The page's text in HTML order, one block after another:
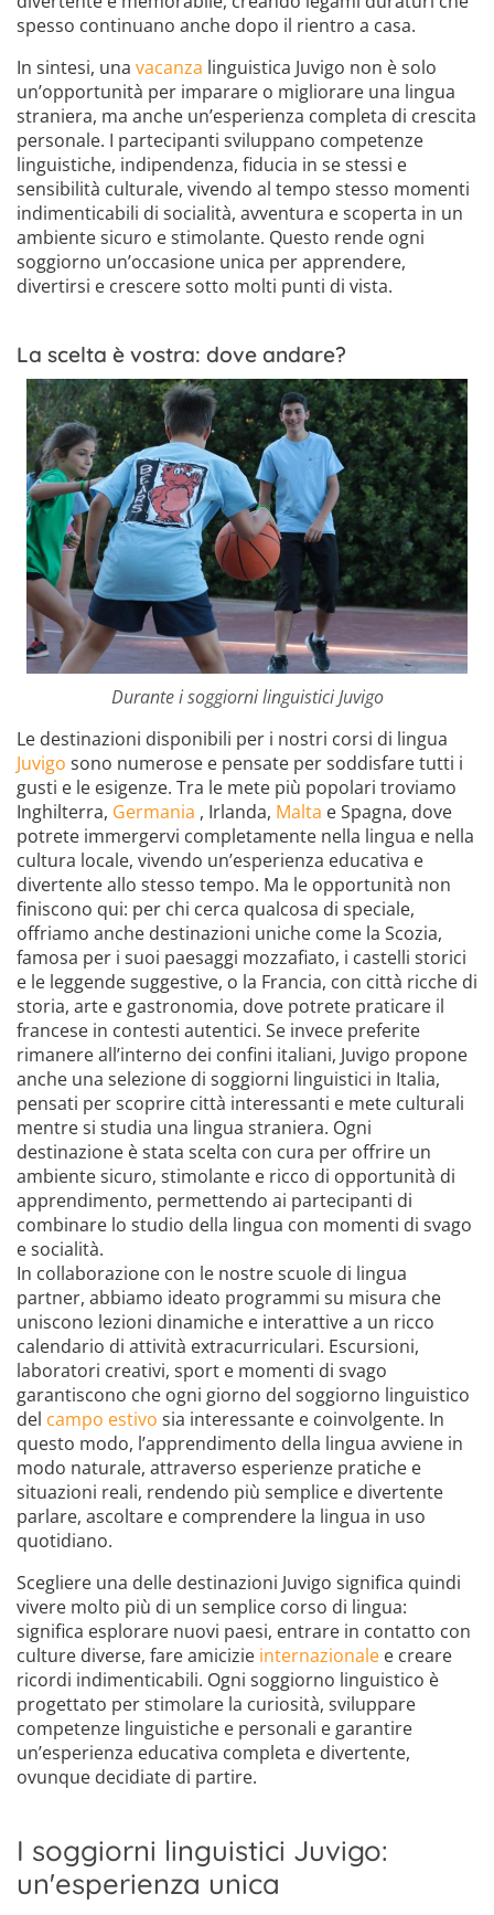
spesso continuano anche dopo il rientro a casa.
In sintesi, una vacanza linguistica Juvigo non è solo
un’opportunità per imparare o migliorare una lingua
straniera, ma anche un’esperienza completa di crescita
personale. I partecipanti sviluppano competenze
linguistiche, indipendenza, fiducia in se stessi e
sensibilità culturale, vivendo al tempo stesso momenti
indimenticabili di socialità, avventura e scoperta in un
ambiente sicuro e stimolante. Questo rende ogni
soggiorno un’occasione unica per apprendere,
divertirsi e crescere sotto molti punti di vista.
La scelta è vostra: dove andare?
Durante i soggiorni linguistici Juvigo
Le destinazioni disponibili per i nostri corsi di lingua
Juvigo sono numerose e pensate per soddisfare tutti i
gusti e le esigenze. Tra le mete più popolari troviamo
Inghilterra, Germania , Irlanda, Malta e Spagna, dove
potrete immergervi completamente nella lingua e nella
cultura locale, vivendo un’esperienza educativa e
divertente allo stesso tempo. Ma le opportunità non
finiscono qui: per chi cerca qualcosa di speciale,
offriamo anche destinazioni uniche come la Scozia,
famosa per i suoi paesaggi mozzafiato, i castelli storici
e le leggende suggestive, o la Francia, con città ricche di
storia, arte e gastronomia, dove potrete praticare il
francese in contesti autentici. Se invece preferite
rimanere all’interno dei confini italiani, Juvigo propone
anche una selezione di soggiorni linguistici in Italia,
pensati per scoprire città interessanti e mete culturali
mentre si studia una lingua straniera. Ogni
destinazione è stata scelta con cura per offrire un
ambiente sicuro, stimolante e ricco di opportunità di
apprendimento, permettendo ai partecipanti di
combinare lo studio della lingua con momenti di svago
e socialità.
In collaborazione con le nostre scuole di lingua
partner, abbiamo ideato programmi su misura che
uniscono lezioni dinamiche e interattive a un ricco
calendario di attività extracurriculari. Escursioni,
laboratori creativi, sport e momenti di svago
garantiscono che ogni giorno del soggiorno linguistico
del campo estivo sia interessante e coinvolgente. In
questo modo, l’apprendimento della lingua avviene in
modo naturale, attraverso esperienze pratiche e
situazioni reali, rendendo più semplice e divertente
parlare, ascoltare e comprendere la lingua in uso
quotidiano.
Scegliere una delle destinazioni Juvigo significa quindi
vivere molto più di un semplice corso di lingua:
significa esplorare nuovi paesi, entrare in contatto con
culture diverse, fare amicizie internazionale e creare
ricordi indimenticabili. Ogni soggiorno linguistico è
progettato per stimolare la curiosità, sviluppare
competenze linguistiche e personali e garantire
un’esperienza educativa completa e divertente,
ovunque decidiate di partire.
I soggiorni linguistici Juvigo:
un'esperienza unica